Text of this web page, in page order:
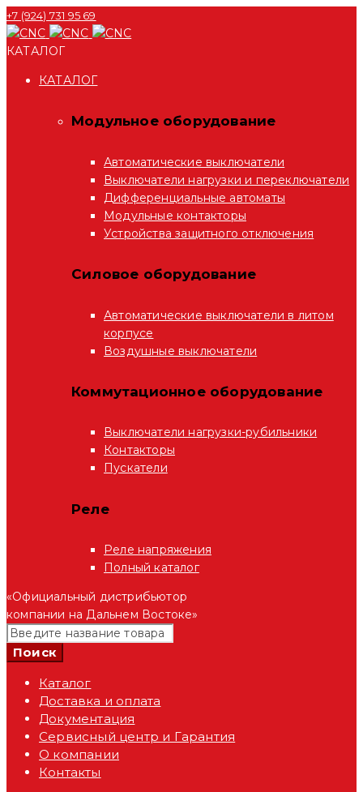
+7 (924) 731 95 69
КАТАЛОГ
КАТАЛОГ
Модульное оборудование
Автоматические выключатели
Выключатели нагрузки и переключатели
Дифференциальные автоматы
Модульные контакторы
Устройства защитного отключения
Силовое оборудование
Автоматические выключатели в литом
корпусе
Воздушные выключатели
Коммутационное оборудование
Выключатели нагрузки-рубильники
Контакторы
Пускатели
Реле
Реле напряжения
Полный каталог
«Официальный дистрибьютор
компании на Дальнем Востоке»
Каталог
Доставка и оплата
Документация
Сервисный центр и Гарантия
О компании
Контакты